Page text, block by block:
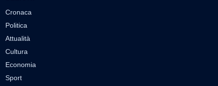
Cronaca
Politica
Attualità
Cultura
Economia
Sport